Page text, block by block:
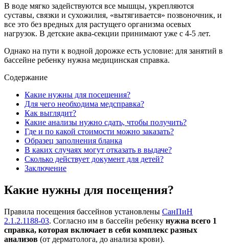
В воде мягко задействуются все мышцы, укрепляются
суставы, связки и сухожилия, «вытягивается» позвоночник, и
все это без вредных для растущего организма осевых
нагрузок. В детские аква-секции принимают уже с 4-5 лет.
Однако на пути к водной дорожке есть условие: для занятий в
бассейне ребенку нужна медицинская справка.
Содержание
Какие нужны для посещения?
Для чего необходима медсправка?
Как выглядит?
Какие анализы нужно сдать, чтобы получить?
Где и по какой стоимости можно заказать?
Образец заполнения бланка
В каких случаях могут отказать в выдаче?
Сколько действует документ для детей?
Заключение
Какие нужны для посещения?
Правила посещения бассейнов установлены СанПиН
2.1.2.1188-03. Согласно им в бассейн ребенку нужна всего 1
справка, которая включает в себя комплекс разных
анализов (от дерматолога, до анализа крови).